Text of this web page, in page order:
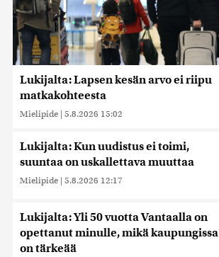
Lukijalta: Lapsen kesän arvo ei riipu
matkakohteesta
Mielipide | 5.8.2026 15:02
Lukijalta: Kun uudistus ei toimi,
suuntaa on uskallettava muuttaa
Mielipide | 5.8.2026 12:17
Lukijalta: Yli 50 vuotta Vantaalla on
opettanut minulle, mikä kaupungissa
on tärkeää